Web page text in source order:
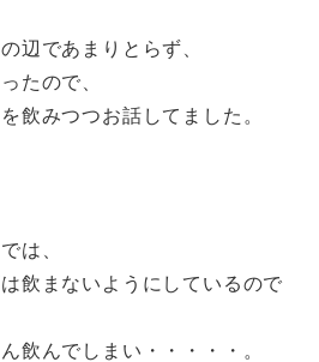
辺であまりとらず、
たので、
飲みつつお話してました。
は、
飲まないようにしているので
飲んでしまい・・・・・。